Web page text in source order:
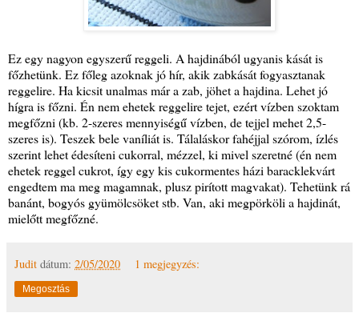
Ez egy nagyon egyszerű reggeli. A hajdinából ugyanis kását is
főzhetünk. Ez főleg azoknak jó hír, akik zabkását fogyasztanak
reggelire. Ha kicsit unalmas már a zab, jöhet a hajdina. Lehet jó
hígra is főzni. Én nem ehetek reggelire tejet, ezért vízben szoktam
megfőzni (kb. 2-szeres mennyiségű vízben, de tejjel mehet 2,5-
szeres is). Teszek bele vaníliát is. Tálaláskor fahéjjal szórom, ízlés
szerint lehet édesíteni cukorral, mézzel, ki mivel szeretné (én nem
ehetek reggel cukrot, így egy kis cukormentes házi baracklekvárt
engedtem ma meg magamnak, plusz pirított magvakat). Tehetünk rá
banánt, bogyós gyümölcsöket stb. Van, aki megpörköli a hajdinát,
mielőtt megfőzné.
Judit dátum: 2/05/2020 1 megjegyzés:
Megosztás